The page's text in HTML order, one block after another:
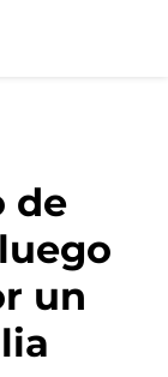
de
un